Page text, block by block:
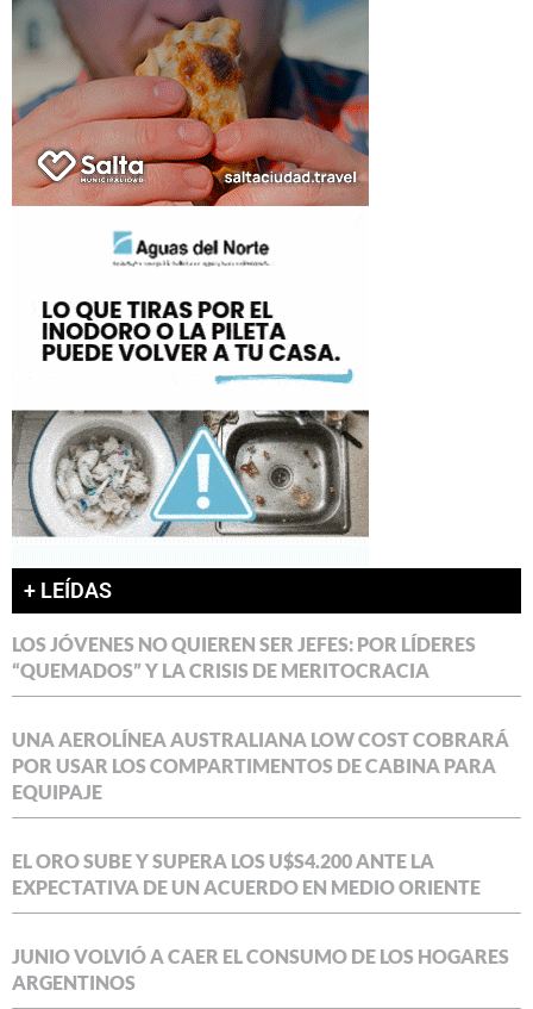
+ LEÍDAS
LOS JÓVENES NO QUIEREN SER JEFES: POR LÍDERES
“QUEMADOS” Y LA CRISIS DE MERITOCRACIA
UNA AEROLÍNEA AUSTRALIANA LOW COST COBRARÁ
POR USAR LOS COMPARTIMENTOS DE CABINA PARA
EQUIPAJE
EL ORO SUBE Y SUPERA LOS U$S4.200 ANTE LA
EXPECTATIVA DE UN ACUERDO EN MEDIO ORIENTE
JUNIO VOLVIÓ A CAER EL CONSUMO DE LOS HOGARES
ARGENTINOS